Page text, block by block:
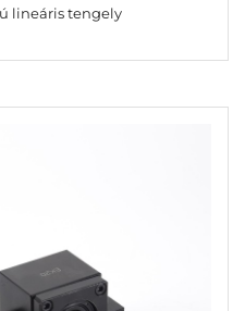
lineáris tengely